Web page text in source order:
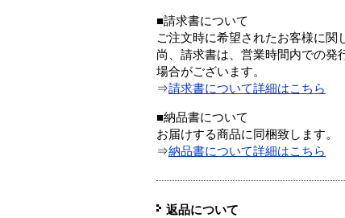
■請求書について
ご注文時に希望されたお客様に関
尚、請求書は、営業時間内での発
場合がございます。
⇒請求書について詳細はこちら
■納品書について
お届けする商品に同梱致します。
⇒納品書について詳細はこちら
返品について